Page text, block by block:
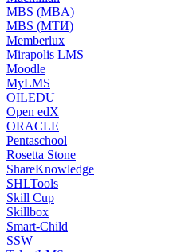
MBS (MBA)
MBS (МТИ)
Memberlux
Mirapolis LMS
Moodle
MyLMS
OILEDU
Open edX
ORACLE
Pentaschool
Rosetta Stone
ShareKnowledge
SHLTools
Skill Cup
Skillbox
Smart-Child
SSW